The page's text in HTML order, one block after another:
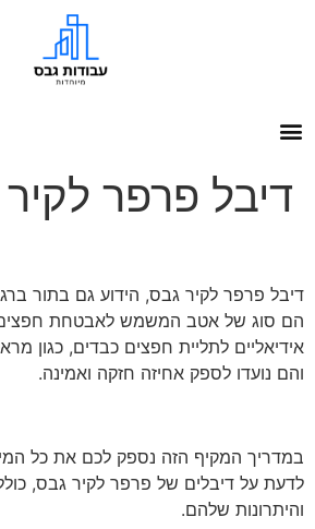
דיבל פרפר
דיבל פרפר לקיר גבס, הידוע גם בתור ברגי
הם סוג של אטב המשמש לאבטחת
אידיאליים לתליית חפצים כבדים, כגון
והם נועדו לספק אחיזה חזקה ואמינה.
במדריך המקיף הזה נספק לכם את כל
לדעת על דיבלים של פרפר לקיר גבס,
והיתרונות שלהם.